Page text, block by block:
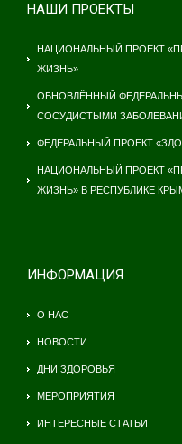
НАШИ ПРОЕКТЫ
НАЦИОНАЛЬНЫЙ ПРОЕКТ
ЖИЗНЬ»
ОБНОВЛЁННЫЙ
СОСУДИСТЫМИ
ФЕДЕРАЛЬНЫЙ ПРОЕКТ
НАЦИОНАЛЬНЫЙ ПРОЕКТ
ЖИЗНЬ» В РЕСПУБЛИКЕ
ИНФОРМАЦИЯ
О НАС
НОВОСТИ
ДНИ ЗДОРОВЬЯ
МЕРОПРИЯТИЯ
ИНТЕРЕСНЫЕ СТАТЬИ